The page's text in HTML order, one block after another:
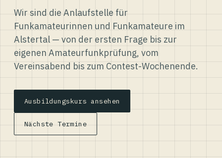
Wir sind die Anlaufstelle für
Funkamateurinnen und Funkamateure im
Alstertal — von der ersten Frage bis zur
eigenen Amateurfunkprüfung, vom
Vereinsabend bis zum Contest-Wochenende.
Ausbildungskurs ansehen
Nächste Termine